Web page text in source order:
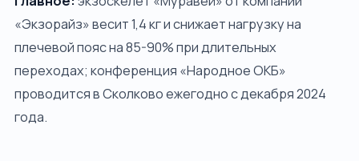
«Экзорайз» весит 1,4 кг и снижает нагрузку на
плечевой пояс на 85-90% при длительных
переходах; конференция «Народное ОКБ»
проводится в Сколково ежегодно с декабря 2024
года.